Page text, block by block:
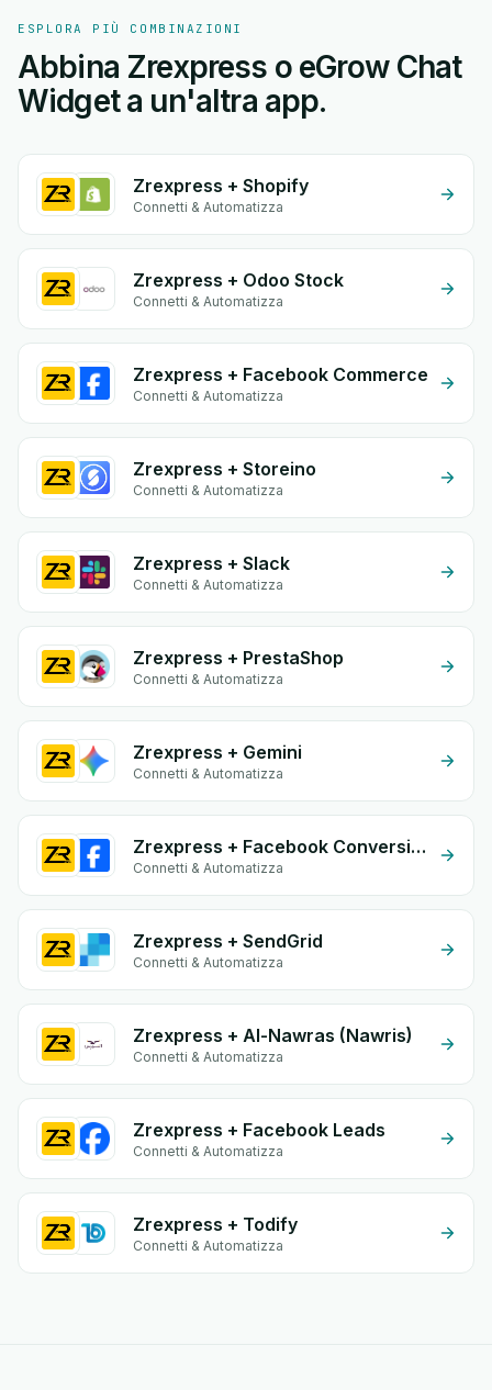
ESPLORA PIÙ COMBINAZIONI
Abbina Zrexpress o eGrow Chat
Widget a un'altra app.
Zrexpress + Shopify
Connetti & Automatizza
Zrexpress + Odoo Stock
Connetti & Automatizza
Zrexpress + Facebook Commerce
Connetti & Automatizza
Zrexpress + Storeino
Connetti & Automatizza
Zrexpress + Slack
Connetti & Automatizza
Zrexpress + PrestaShop
Connetti & Automatizza
Zrexpress + Gemini
Connetti & Automatizza
Zrexpress + Facebook Conversion API (CAPI)
Connetti & Automatizza
Zrexpress + SendGrid
Connetti & Automatizza
Zrexpress + Al-Nawras (Nawris)
Connetti & Automatizza
Zrexpress + Facebook Leads
Connetti & Automatizza
Zrexpress + Todify
Connetti & Automatizza